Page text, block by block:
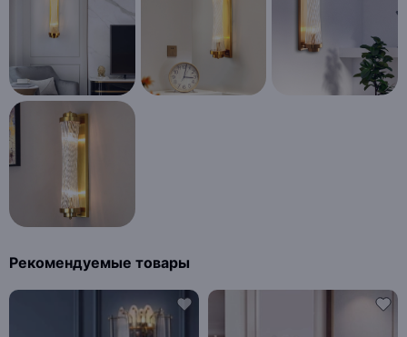
Рекомендуемые товары